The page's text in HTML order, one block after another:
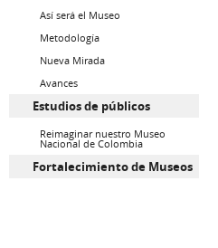
Así será el Museo
Metodología
Nueva Mirada
Avances
Estudios de públicos
Reimaginar nuestro Museo
Nacional de Colombia
Fortalecimiento de Museos